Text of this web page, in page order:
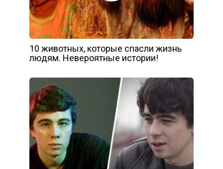
10 животных, которые спасли жизнь
людям. Невероятные истории!